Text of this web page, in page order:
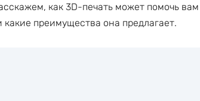
как 3D-печать может помочь вам
преимущества она предлагает.